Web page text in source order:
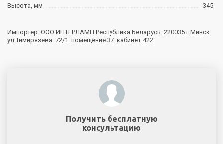
Высота, мм 345
Импортер: ООО ИНТЕРЛАМП Республика Беларусь. 220035 г.Минск.
ул.Тимирязева. 72/1. помещение 37. кабинет 422.
Получить бесплатную
консультацию